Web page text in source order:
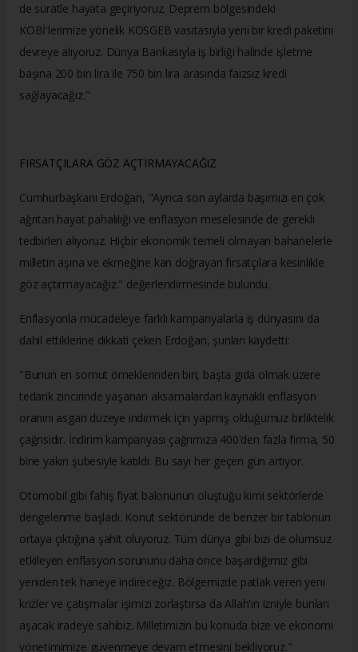
de süratle hayata geçiriyoruz. Deprem bölgesindeki
KOBİ'lerimize yönelik KOSGEB vasıtasıyla yeni bir kredi paketini
devreye alıyoruz. Dünya Bankasıyla iş birliği halinde işletme
başına 200 bin lira ile 750 bin lira arasında faizsiz kredi
sağlayacağız."
FIRSATÇILARA GÖZ AÇTIRMAYACAĞIZ
Cumhurbaşkanı Erdoğan, "Ayrıca son aylarda başımızı en çok
ağrıtan hayat pahalılığı ve enflasyon meselesinde de gerekli
tedbirleri alıyoruz. Hiçbir ekonomik temeli olmayan bahanelerle
milletin aşına ve ekmeğine kan doğrayan fırsatçılara kesinlikle
göz açtırmayacağız." değerlendirmesinde bulundu.
Enflasyonla mücadeleye farklı kampanyalarla iş dünyasını da
dahil ettiklerine dikkati çeken Erdoğan, şunları kaydetti:
"Bunun en somut örneklerinden biri, başta gıda olmak üzere
tedarik zincirinde yaşanan aksamalardan kaynaklı enflasyon
oranını asgari düzeye indirmek için yapmış olduğumuz birliktelik
çağrısıdır. İndirim kampanyası çağrımıza 400'den fazla firma, 50
bine yakın şubesiyle katıldı. Bu sayı her geçen gün artıyor.
Otomobil gibi fahiş fiyat balonunun oluştuğu kimi sektörlerde
dengelenme başladı. Konut sektöründe de benzer bir tablonun
ortaya çıktığına şahit oluyoruz. Tüm dünya gibi bizi de olumsuz
etkileyen enflasyon sorununu daha önce başardığımız gibi
yeniden tek haneye indireceğiz. Bölgemizde patlak veren yeni
krizler ve çatışmalar işimizi zorlaştırsa da Allah'ın izniyle bunları
aşacak iradeye sahibiz. Milletimizin bu konuda bize ve ekonomi
yönetimimize güvenmeye devam etmesini bekliyoruz."